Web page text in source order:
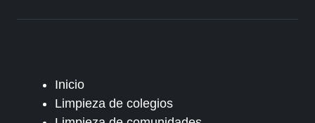
Inicio
Limpieza de colegios